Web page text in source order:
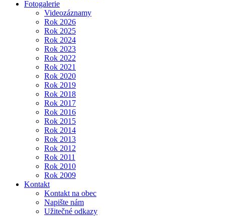
Fotogalerie
Videozáznamy
Rok 2026
Rok 2025
Rok 2024
Rok 2023
Rok 2022
Rok 2021
Rok 2020
Rok 2019
Rok 2018
Rok 2017
Rok 2016
Rok 2015
Rok 2014
Rok 2013
Rok 2012
Rok 2011
Rok 2010
Rok 2009
Kontakt
Kontakt na obec
Napište nám
Užitečné odkazy